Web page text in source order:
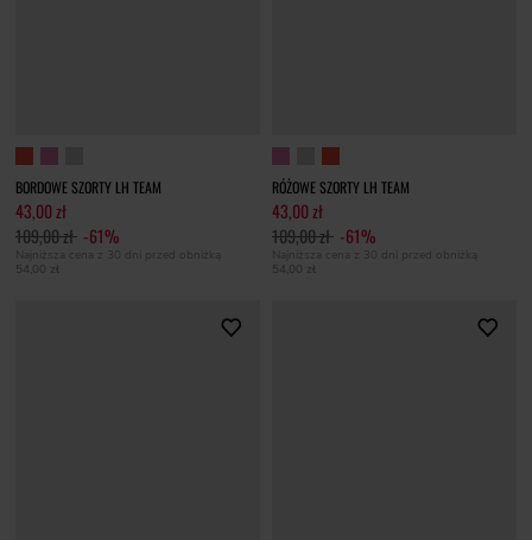
BORDOWE SZORTY LH TEAM
43,00 zł
109,00 zł -61%
Najniższa cena z 30 dni przed obniżką
54,00 zł
RÓŻOWE SZORTY LH TEAM
43,00 zł
109,00 zł -61%
Najniższa cena z 30 dni przed obniżką
54,00 zł